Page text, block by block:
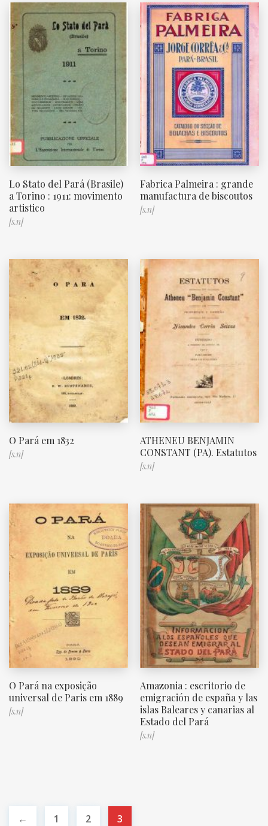
Lo Stato del Pará (Brasile)
a Torino : 1911: movimento
artistico
[s.n]
Fabrica Palmeira : grande
manufactura de biscoutos
[s.n]
O Pará em 1832
[s.n]
ATHENEU BENJAMIN
CONSTANT (PA). Estatutos
[s.n]
O Pará na exposição
universal de Paris em 1889
[s.n]
Amazonia : escritorio de
emigración de españa y las
islas Baleares y canarias al
Estado del Pará
[s.n]
← 1 2 3